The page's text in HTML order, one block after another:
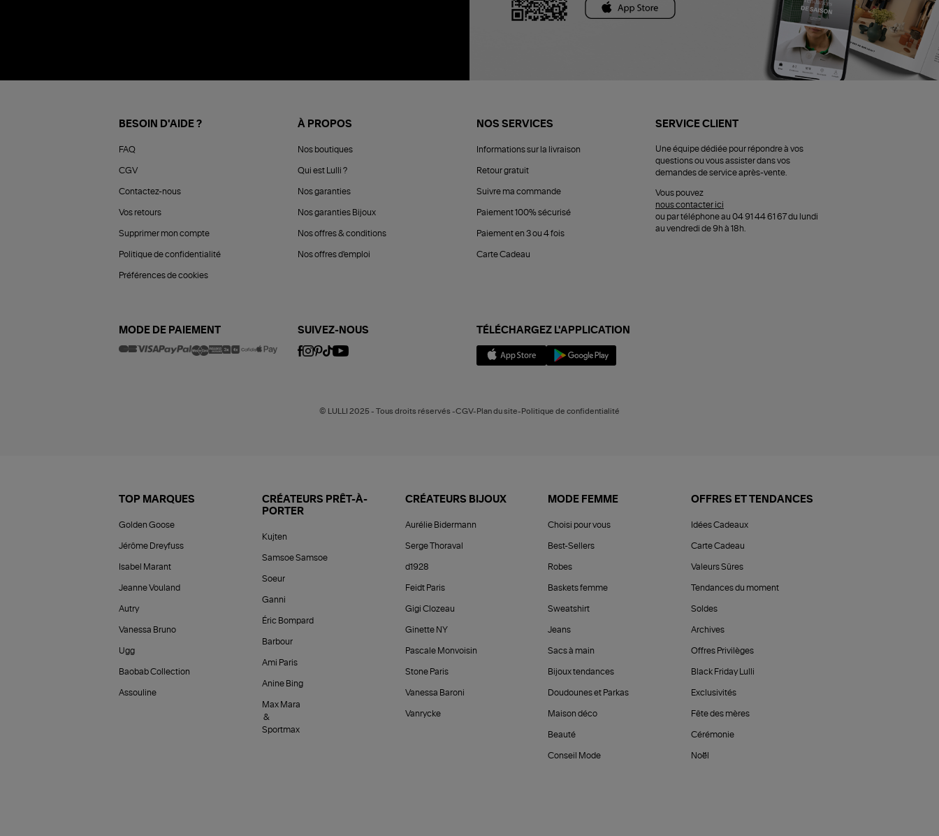
BESOIN D'AIDE ?
FAQ
CGV
Contactez-nous
Vos retours
Supprimer mon compte
Politique de confidentialité
Préférences de cookies
À PROPOS
Nos boutiques
Qui est Lulli ?
Nos garanties
Nos garanties Bijoux
Nos offres & conditions
Nos offres d'emploi
NOS SERVICES
Informations sur la livraison
Retour gratuit
Suivre ma commande
Paiement 100% sécurisé
Paiement en 3 ou 4 fois
Carte Cadeau
SERVICE CLIENT
Une équipe dédiée pour répondre à vos
questions ou vous assister dans vos
demandes de service après-vente.
Vous pouvez
nous contacter ici
ou par téléphone au 04 91 44 61 67 du lundi
au vendredi de 9h à 18h.
MODE DE PAIEMENT SUIVEZ-NOUS TÉLÉCHARGEZ L'APPLICATION
© LULLI 2025 - Tous droits réservés -CGV-Plan du site-Politique de confidentialité
TOP MARQUES
Golden Goose
Jérôme Dreyfuss
Isabel Marant
Jeanne Vouland
Autry
Vanessa Bruno
Ugg
Baobab Collection
Assouline
CRÉATEURS PRÊT-À-
PORTER
Kujten
Samsoe Samsoe
Soeur
Ganni
Éric Bompard
Barbour
Ami Paris
Anine Bing
Max Mara
&
Sportmax
CRÉATEURS BIJOUX
Aurélie Bidermann
Serge Thoraval
d1928
Feidt Paris
Gigi Clozeau
Ginette NY
Pascale Monvoisin
Stone Paris
Vanessa Baroni
Vanrycke
MODE FEMME
Choisi pour vous
Best-Sellers
Robes
Baskets femme
Sweatshirt
Jeans
Sacs à main
Bijoux tendances
Doudounes et Parkas
Maison déco
Beauté
Conseil Mode
OFFRES ET TENDANCES
Idées Cadeaux
Carte Cadeau
Valeurs Sûres
Tendances du moment
Soldes
Archives
Offres Privilèges
Black Friday Lulli
Exclusivités
Fête des mères
Cérémonie
Noël